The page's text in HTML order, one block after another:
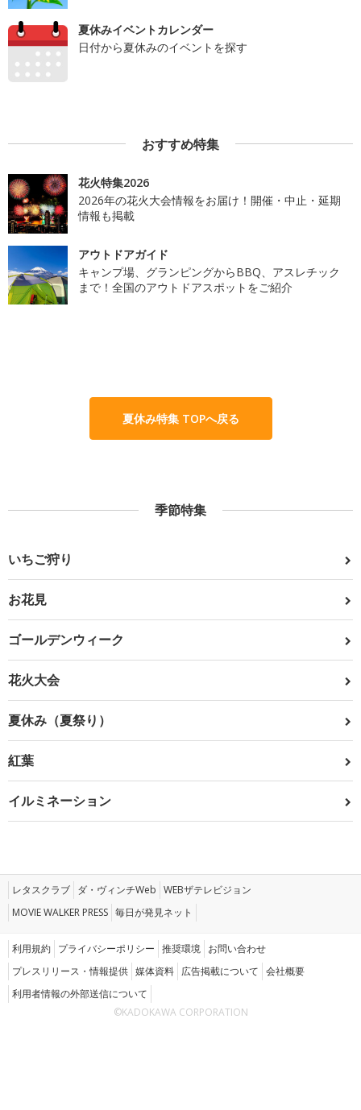
夏休みイベントカレンダー
日付から夏休みのイベントを探す
おすすめ特集
花火特集2026
2026年の花火大会情報をお届け！開催・中止・延期
情報も掲載
アウトドアガイド
キャンプ場、グランピングからBBQ、アスレチック
まで！全国のアウトドアスポットをご紹介
夏休み特集 TOPへ戻る
季節特集
いちご狩り
お花見
ゴールデンウィーク
花火大会
夏休み（夏祭り）
紅葉
イルミネーション
レタスクラブ ダ・ヴィンチWeb WEBザテレビジョン
MOVIE WALKER PRESS 毎日が発見ネット
利用規約 プライバシーポリシー 推奨環境 お問い合わせ
プレスリリース・情報提供 媒体資料 広告掲載について 会社概要
利用者情報の外部送信について
©KADOKAWA CORPORATION